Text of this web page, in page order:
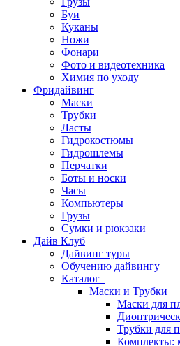
Буи
Куканы
Ножи
Фонари
Фото и видеотехника
Химия по уходу
Фридайвинг
Маски
Трубки
Ласты
Гидрокостюмы
Гидрошлемы
Перчатки
Боты и носки
Часы
Компьютеры
Грузы
Сумки и рюкзаки
Дайв Клуб
Дайвинг туры
Обучению дайвингу
Каталог
Маски и Трубки
Маски для
Трубки для
Комплекты: